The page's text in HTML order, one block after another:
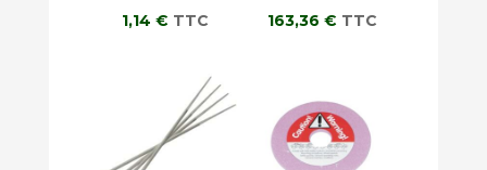
1,14 € TTC 163,36 € TTC